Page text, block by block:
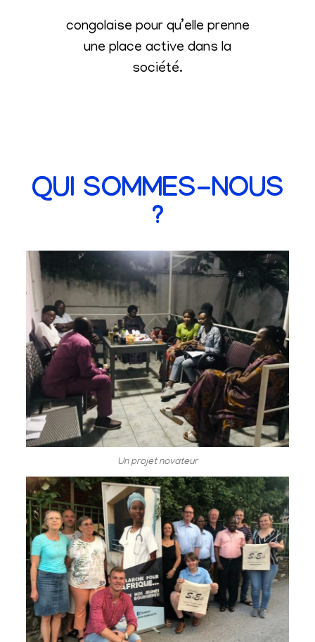
congolaise pour qu’elle prenne
une place active dans la
société.
QUI SOMMES-NOUS
?
Un projet novateur